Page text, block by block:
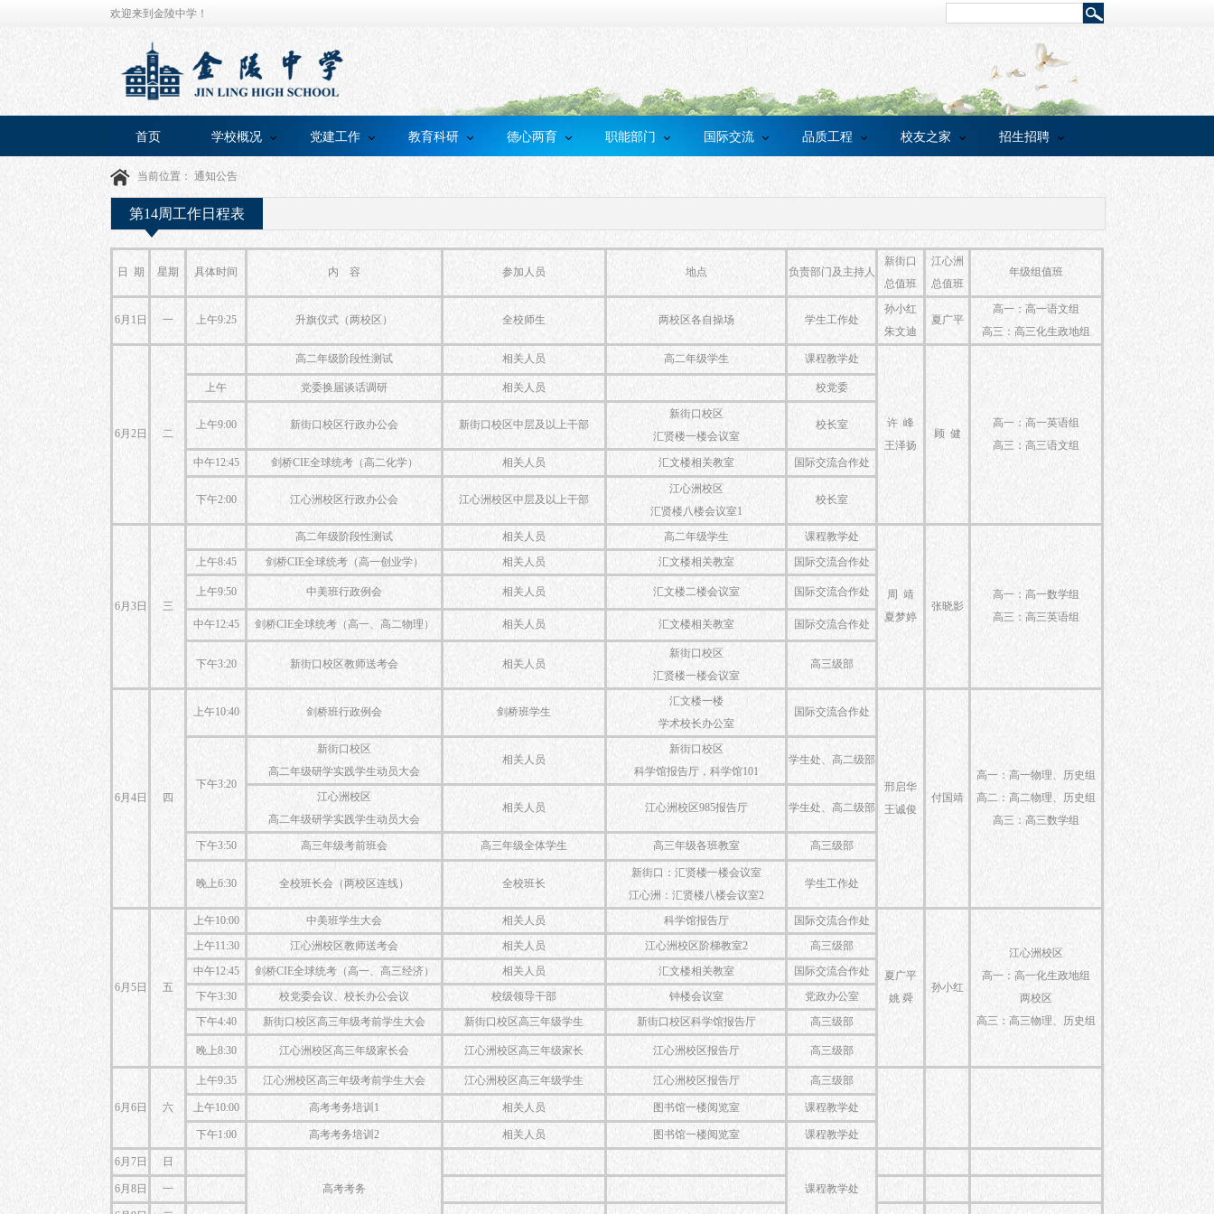
欢迎来到金陵中学！
首页 学校概况 党建工作 教育科研 德心两育 职能部门 国际交流 品质工程 校友之家 招生招聘
当前位置： 通知公告
第14周工作日程表
日 期 星期 具体时间 内 容 参加人员 地点 负责部门及主持人
新街口
总值班
江心洲
总值班
年级组值班
6月1日 一 上午9:25 升旗仪式（两校区） 全校师生 两校区各自操场 学生工作处
孙小红
朱文迪
夏广平
高一：高一语文组
高三：高三化生政地组
6月2日 二
高二年级阶段性测试 相关人员 高二年级学生 课程教学处
许 峰
王泽扬
顾 健
高一：高一英语组
高三：高三语文组
上午 党委换届谈话调研 相关人员 校党委
上午9:00 新街口校区行政办公会 新街口校区中层及以上干部
新街口校区
汇贤楼一楼会议室
校长室
中午12:45 剑桥CIE全球统考（高二化学） 相关人员 汇文楼相关教室 国际交流合作处
下午2:00 江心洲校区行政办公会 江心洲校区中层及以上干部
江心洲校区
汇贤楼八楼会议室1
校长室
6月3日 三
高二年级阶段性测试 相关人员 高二年级学生 课程教学处
周 靖
夏梦婷
张晓影
高一：高一数学组
高三：高三英语组
上午8:45 剑桥CIE全球统考（高一创业学） 相关人员 汇文楼相关教室 国际交流合作处
上午9:50 中美班行政例会 相关人员 汇文楼二楼会议室 国际交流合作处
中午12:45 剑桥CIE全球统考（高一、高二物理） 相关人员 汇文楼相关教室 国际交流合作处
下午3:20 新街口校区教师送考会 相关人员
新街口校区
汇贤楼一楼会议室
高三级部
6月4日 四
上午10:40 剑桥班行政例会 剑桥班学生
汇文楼一楼
学术校长办公室
国际交流合作处
邢启华
王诚俊
付国靖
高一：高一物理、历史组
高二：高二物理、历史组
高三：高三数学组
下午3:20
新街口校区
高二年级研学实践学生动员大会
相关人员
新街口校区
科学馆报告厅，科学馆101
学生处、高二级部
江心洲校区
高二年级研学实践学生动员大会
相关人员 江心洲校区985报告厅 学生处、高二级部
下午3:50 高三年级考前班会 高三年级全体学生 高三年级各班教室 高三级部
晚上6:30 全校班长会（两校区连线） 全校班长
新街口：汇贤楼一楼会议室
江心洲：汇贤楼八楼会议室2
学生工作处
6月5日 五
上午10:00 中美班学生大会 相关人员 科学馆报告厅 国际交流合作处
夏广平
姚 舜
孙小红
江心洲校区
高一：高一化生政地组
两校区
高三：高三物理、历史组
上午11:30 江心洲校区教师送考会 相关人员 江心洲校区阶梯教室2
高三级部
中午12:45
剑桥CIE全球统考（高一、高三经济） 相关人员 汇文楼相关教室
国际交流合作处
下午3:30
校党委会议、校长办公会议 校级领导干部 钟楼会议室
党政办公室
下午4:40
新街口校区高三年级考前学生大会 新街口校区高三年级学生 新街口校区科学馆报告厅 高三级部
晚上8:30 江心洲校区高三年级家长会 江心洲校区高三年级家长 江心洲校区报告厅 高三级部
6月6日 六
上午9:35 江心洲校区高三年级考前学生大会 江心洲校区高三年级学生 江心洲校区报告厅 高三级部
上午10:00 高考考务培训1 相关人员 图书馆一楼阅览室 课程教学处
下午1:00 高考考务培训2 相关人员 图书馆一楼阅览室 课程教学处
6月7日 日
高考考务 课程教学处
6月8日 一